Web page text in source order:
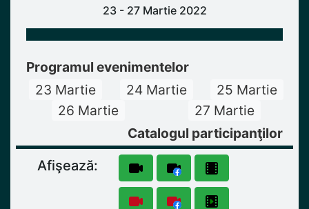
23 - 27 Martie 2022
Programul evenimentelor
23 Martie
24 Martie
25 Martie
26 Martie
27 Martie
Catalogul participanţilor
Afişează: